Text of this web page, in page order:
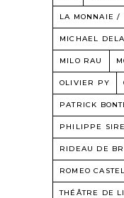
LA MONNAIE /
MICHAEL
MILO RAU
OLIVIER PY
PATRICK
PHILIPPE
RIDEAU DE
ROMEO
THÉÂTRE DE